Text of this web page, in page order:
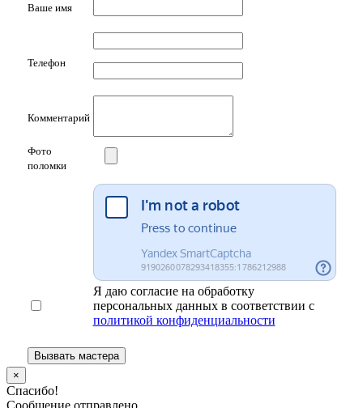
Ваше имя
Телефон
Комментарий
Фото
поломки
Я даю согласие на обработку
персональных данных в соответствии с
политикой конфиденциальности
×
Спасибо!
Сообщение отправлено